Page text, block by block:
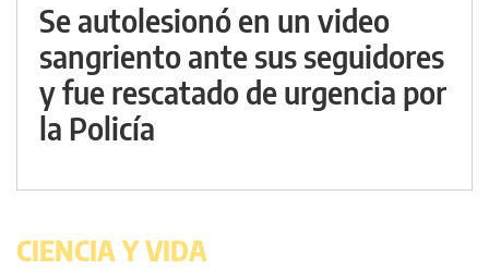
Se autolesionó en un video
sangriento ante sus seguidores
y fue rescatado de urgencia por
la Policía
CIENCIA Y VIDA